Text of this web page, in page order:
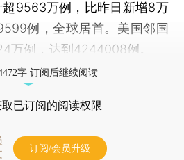
9563万例，比昨日新增8万
例，全球居首。美国邻国
万例，达到4244008例。
字 订阅后继续阅读
取已订阅的阅读权限
订阅/会员升级